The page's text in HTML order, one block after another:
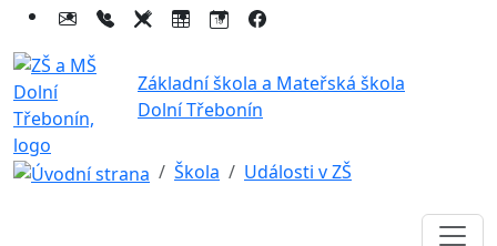
Základní škola a Mateřská škola
Dolní Třebonín
Škola Události v ZŠ